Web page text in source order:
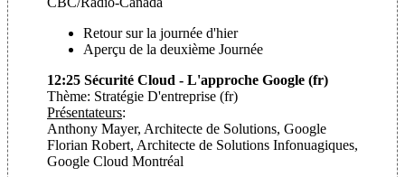
Retour sur la journée d'hier
Aperçu de la deuxième Journée
12:25 Sécurité Cloud - L'approche Google (fr)
Thème: Stratégie D'entreprise (fr)
Présentateurs:
Anthony Mayer, Architecte de Solutions, Google
Florian Robert, Architecte de Solutions Infonuagiques,
Google Cloud Montréal